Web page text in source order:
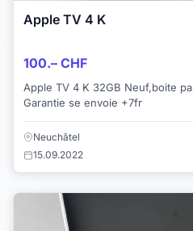
Apple TV 4 K
100.– CHF
Apple TV 4 K 32GB Neuf,boite pas
Garantie se envoie +7fr
Neuchâtel
15.09.2022